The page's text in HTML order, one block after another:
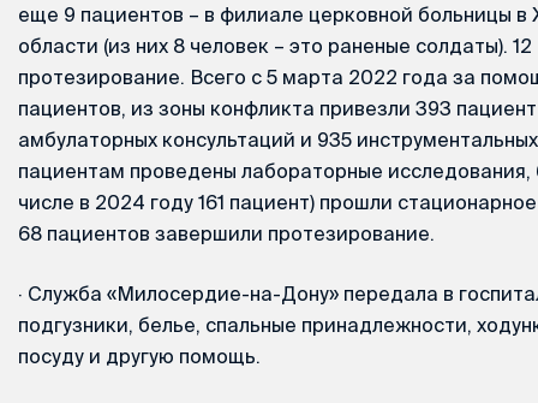
еще 9 пациентов – в филиале церковной больницы
области (из них 8 человек – это раненые солдаты).
протезирование. Всего с 5 марта 2022 года за
пациентов, из зоны конфликта привезли 393
амбулаторных консультаций и 935
пациентам проведены лабораторные исследования,
числе в 2024 году 161 пациент) прошли
68 пациентов завершили протезирование.
· Служба «Милосердие-на-Дону» передала в
подгузники, белье, спальные принадлежности,
посуду и другую помощь.